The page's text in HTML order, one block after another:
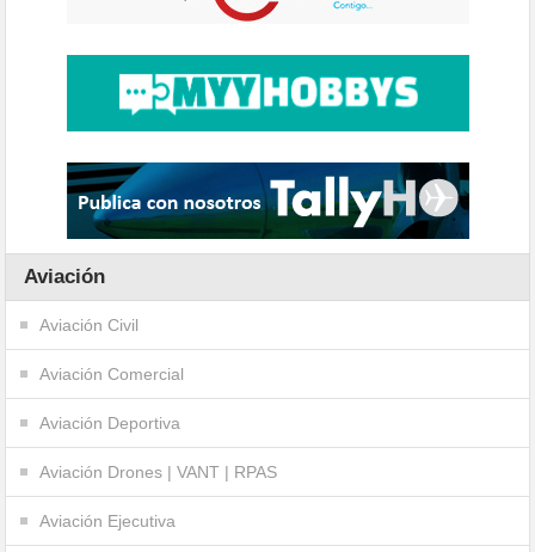
Aviación
Aviación Civil
Aviación Comercial
Aviación Deportiva
Aviación Drones | VANT | RPAS
Aviación Ejecutiva